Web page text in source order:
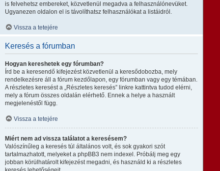
is felvehetsz embereket, közvetlenül megadva a felhasználónevüket.
Ugyanezen oldalon el is távolíthatsz felhasználókat a listáidról.
Vissza a tetejére
Keresés a fórumban
Hogyan kereshetek egy fórumban?
Írd be a keresendő kifejezést közvetlenül a keresődobozba, mely
rendelkezésre áll a fórum kezdőlapon, egy fórumban vagy egy témában.
A részletes keresést a „Részletes keresés” linkre kattintva tudod elérni,
mely a fórum összes oldalán elérhető. Ennek a helye a használt
megjelenéstől függ.
Vissza a tetejére
Miért nem ad vissza találatot a keresésem?
Valószínűleg a keresés túl általános volt, és sok gyakori szót
tartalmazhatott, melyeket a phpBB3 nem indexel. Próbálj meg egy
jobban körülhatárolt kifejezést megadni, és használd ki a részletes